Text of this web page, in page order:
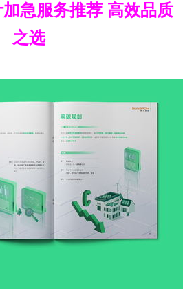
急服务推荐 高效品质
之选